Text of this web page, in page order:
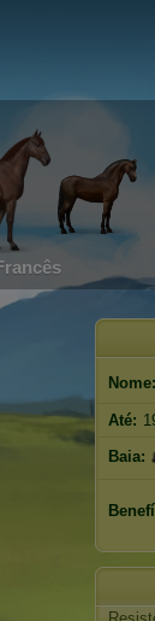
Nome:
Até:
Baia: